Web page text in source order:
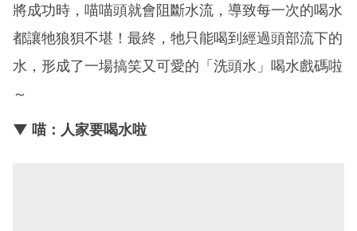
將成功時，喵喵頭就會阻斷水流，導致每一次的喝水
都讓牠狼狽不堪！最終，牠只能喝到經過頭部流下的
水，形成了一場搞笑又可愛的「洗頭水」喝水戲碼啦
～
▼ 喵：人家要喝水啦